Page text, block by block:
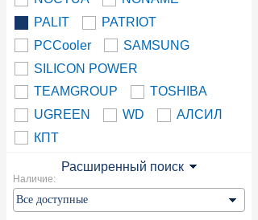
PALIT
PATRIOT
PCCooler
SAMSUNG
SILICON POWER
TEAMGROUP
TOSHIBA
UGREEN
WD
АЛСИЛ
КПТ
Расширенный поиск
Наличие: